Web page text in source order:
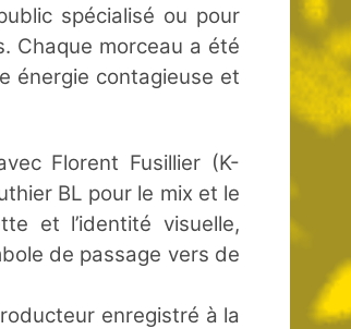
spécialisé ou pour
Chaque morceau a été
énergie contagieuse et
Florent Fusillier (K-
BL pour le mix et le
et l’identité visuelle,
de passage vers de
enregistré à la